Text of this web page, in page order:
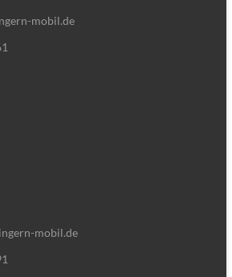
mobil.de
mobil.de